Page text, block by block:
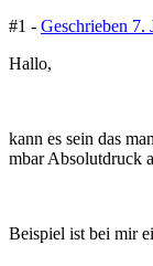
#1 - Geschrieben 7.
Hallo,
kann es sein das
mbar Absolutdruck
Beispiel ist bei mir